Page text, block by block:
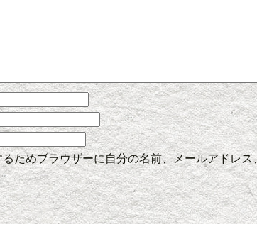
ためブラウザーに自分の名前、メールアドレ